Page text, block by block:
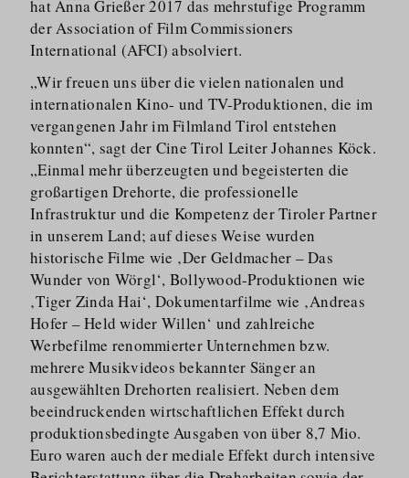
hat Anna Grießer 2017 das mehrstufige Programm
der Association of Film Commissioners
International (AFCI) absolviert.
„Wir freuen uns über die vielen nationalen und
internationalen Kino- und TV-Produktionen, die im
vergangenen Jahr im Filmland Tirol entstehen
konnten“, sagt der Cine Tirol Leiter Johannes Köck.
„Einmal mehr überzeugten und begeisterten die
großartigen Drehorte, die professionelle
Infrastruktur und die Kompetenz der Tiroler Partner
in unserem Land; auf dieses Weise wurden
historische Filme wie ‚Der Geldmacher – Das
Wunder von Wörgl‘, Bollywood-Produktionen wie
‚Tiger Zinda Hai‘, Dokumentarfilme wie ‚Andreas
Hofer – Held wider Willen‘ und zahlreiche
Werbefilme renommierter Unternehmen bzw.
mehrere Musikvideos bekannter Sänger an
ausgewählten Drehorten realisiert. Neben dem
beeindruckenden wirtschaftlichen Effekt durch
produkti­ons­bedingte Ausgaben von über 8,7 Mio.
Euro waren auch der mediale Effekt durch intensive